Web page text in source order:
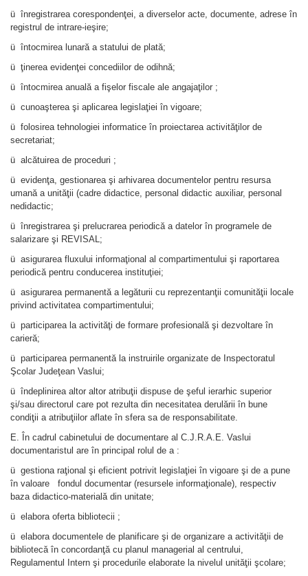
ü înregistrarea corespondenţei, a diverselor acte, documente, adrese în
registrul de intrare-ieşire;
ü întocmirea lunară a statului de plată;
ü ţinerea evidenţei concediilor de odihnă;
ü întocmirea anuală a fişelor fiscale ale angajaţilor ;
ü cunoaşterea şi aplicarea legislaţiei în vigoare;
ü folosirea tehnologiei informatice în proiectarea activităţilor de
secretariat;
ü alcătuirea de proceduri ;
ü evidenţa, gestionarea şi arhivarea documentelor pentru resursa
umană a unităţii (cadre didactice, personal didactic auxiliar, personal
nedidactic;
ü înregistrarea şi prelucrarea periodică a datelor în programele de
salarizare şi REVISAL;
ü asigurarea fluxului informaţional al compartimentului şi raportarea
periodică pentru conducerea instituţiei;
ü asigurarea permanentă a legăturii cu reprezentanţii comunităţii locale
privind activitatea compartimentului;
ü participarea la activităţi de formare profesională şi dezvoltare în
carieră;
ü participarea permanentă la instruirile organizate de Inspectoratul
Şcolar Judeţean Vaslui;
ü îndeplinirea altor altor atribuţii dispuse de şeful ierarhic superior
şi/sau directorul care pot rezulta din necesitatea derulării în bune
condiţii a atribuţiilor aflate în sfera sa de responsabilitate.
E. În cadrul cabinetului de documentare al C.J.R.A.E. Vaslui
documentaristul are în principal rolul de a :
ü gestiona raţional şi eficient potrivit legislaţiei în vigoare şi de a pune
în valoare fondul documentar (resursele informaţionale), respectiv
baza didactico-materială din unitate;
ü elabora oferta bibliotecii ;
ü elabora documentele de planificare şi de organizare a activităţii de
bibliotecă în concordanţă cu planul managerial al centrului,
Regulamentul Intern şi procedurile elaborate la nivelul unităţii şcolare;